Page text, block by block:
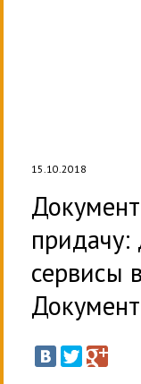
15.10.2018
придачу:
сервисы